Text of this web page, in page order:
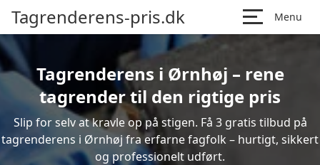
Tagrenderens-pris.dk Menu
Tagrenderens i Ørnhøj – rene
tagrender til den rigtige pris
Slip for selv at kravle op på stigen. Få 3 gratis tilbud på
tagrenderens i Ørnhøj fra erfarne fagfolk – hurtigt, sikkert
og professionelt udført.